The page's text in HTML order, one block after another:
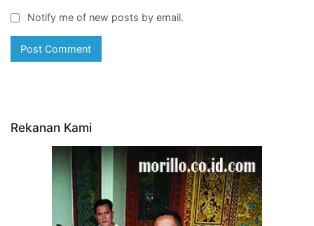
Notify me of new posts by email.
Rekanan Kami